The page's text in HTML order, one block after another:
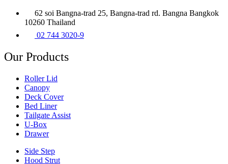
62 soi Bangna-trad 25, Bangna-trad rd. Bangna Bangkok
10260 Thailand
02 744 3020-9
Our Products
Roller Lid
Canopy
Deck Cover
Bed Liner
Tailgate Assist
U-Box
Drawer
Side Step
Hood Strut